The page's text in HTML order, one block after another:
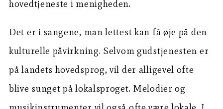
hovedtjeneste i menigheden.
Det er i sangene, man lettest kan få øje på den
kulturelle påvirkning. Selvom gudstjenesten er
på landets hovedsprog, vil der alligevel ofte
blive sunget på lokalsproget. Melodier og